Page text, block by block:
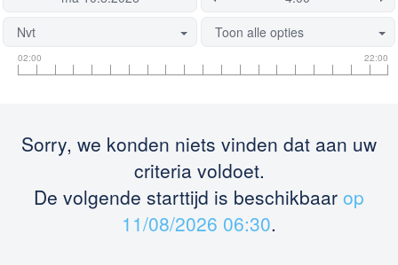
Nvt
Toon alle opties
Tee
Flight
informatie
Deze02:00 22:00
Sorry, we konden niets vinden dat aan uw
criteria voldoet.
De volgende starttijd is beschikbaar op
11/08/2026 06:30.